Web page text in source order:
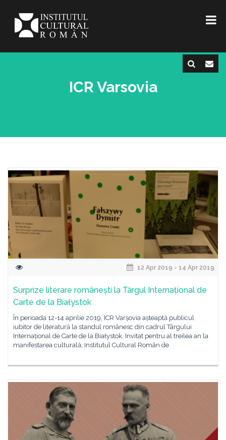
ICR Varsovia
12 Apr 2019 - 14 Apr 2019
Surprize literare românești la Târgul Internațional de
Carte de la Białystok
În perioada 12-14 aprilie 2019, ICR Varșovia așteaptă publicul
iubitor de literatură la standul românesc din cadrul Târgului
Internațional de Carte de la Białystok. Invitat pentru al treilea an la
manifestarea culturală, Institutul Cultural Român de